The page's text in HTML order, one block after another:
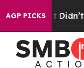
AGP PICKS
it Didn’t As